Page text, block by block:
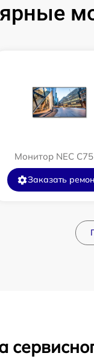
Монитор NEC
Заказать